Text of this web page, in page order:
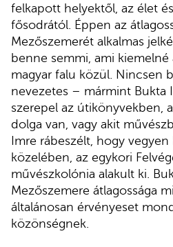
felkapott helyektől, az élet
fősodrától. Éppen az
Mezőszemerét alkalmas
benne semmi, ami kiemelné
magyar falu közül. Nincsen
nevezetes – mármint Bukta
szerepel az útikönyvekben,
dolga van, vagy akit
Imre rábeszélt, hogy vegyen
közelében, az egykori
művészkolónia alakult ki.
Mezőszemere átlagossága
általánosan érvényeset
közönségnek.